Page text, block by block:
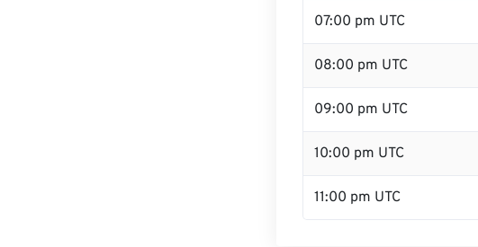
07:00 pm UTC
08:00 pm UTC
09:00 pm UTC
10:00 pm UTC
11:00 pm UTC